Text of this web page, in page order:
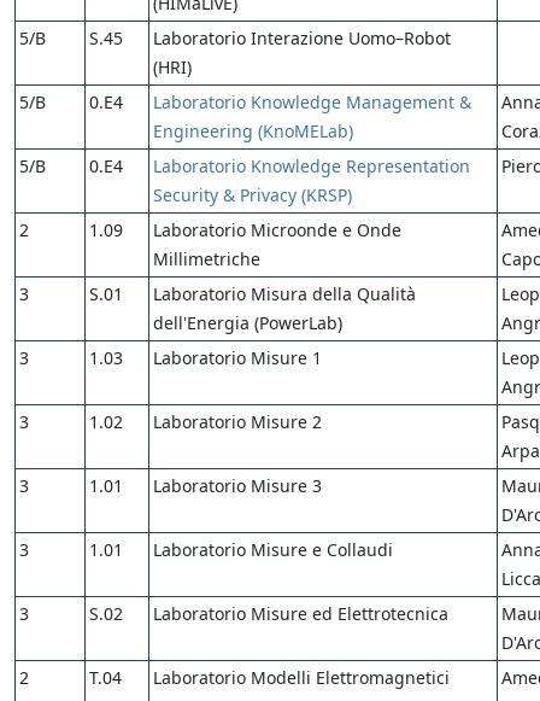
5/B S.45
Laboratorio Interazione Uomo–Robot
(HRI)
5/B
0.E4
Laboratorio Knowledge Management &
Engineering (KnoMELab)
5/B
0.E4
Laboratorio Knowledge Representation
Security & Privacy (KRSP)
2 1.09
Laboratorio Microonde e Onde
Millimetriche
3
S.01
Laboratorio Misura della Qualità
dell'Energia (PowerLab)
3
1.03 Laboratorio Misure 1
3
1.02 Laboratorio Misure 2
3
1.01 Laboratorio Misure 3
3
1.01 Laboratorio Misure e Collaudi
3
S.02 Laboratorio Misure ed Elettrotecnica
2
T.04 Laboratorio Modelli Elettromagnetici